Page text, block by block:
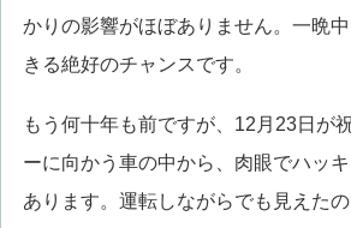
かりの影響がほぼありません。一晩
きる絶好のチャンスです。
もう何十年も前ですが、12月23日が
ーに向かう車の中から、肉眼でハッ
あります。運転しながらでも見えた